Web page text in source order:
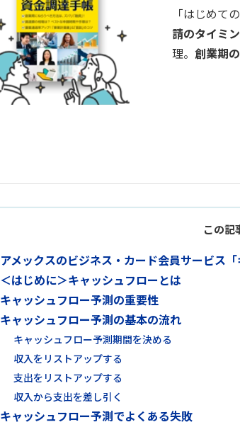
「はじめて
請のタイミ
理。 創業期
この記
アメックスのビジネス・カード会員サービス
＜はじめに＞キャッシュフローとは
キャッシュフロー予測の重要性
キャッシュフロー予測の基本の流れ
キャッシュフロー予測期間を決める
収入をリストアップする
支出をリストアップする
収入から支出を差し引く
キャッシュフロー予測でよくある失敗